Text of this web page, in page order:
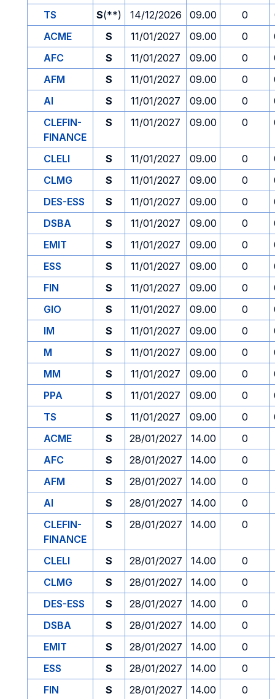
TS
S(**) 14/12/2026 09.00 0
ACME
S 11/01/2027 09.00 0
AFC
S 11/01/2027 09.00 0
AFM
S 11/01/2027 09.00 0
AI
S 11/01/2027 09.00 0
CLEFIN-
FINANCE
S 11/01/2027 09.00 0
CLELI S 11/01/2027 09.00 0
CLMG
S 11/01/2027 09.00 0
DES-ESS
S 11/01/2027 09.00 0
DSBA
S 11/01/2027 09.00 0
EMIT
S 11/01/2027 09.00 0
ESS
S 11/01/2027 09.00 0
FIN
S 11/01/2027 09.00 0
GIO
S 11/01/2027 09.00 0
IM
S 11/01/2027 09.00 0
M
S 11/01/2027 09.00 0
MM
S 11/01/2027 09.00 0
PPA
S 11/01/2027 09.00 0
TS
S 11/01/2027 09.00 0
ACME
S 28/01/2027 14.00 0
AFC
S 28/01/2027 14.00 0
AFM
S 28/01/2027 14.00 0
AI
S 28/01/2027 14.00 0
CLEFIN-
FINANCE
S 28/01/2027 14.00 0
CLELI S 28/01/2027 14.00 0
CLMG
S 28/01/2027 14.00 0
DES-ESS
S 28/01/2027 14.00 0
DSBA
S 28/01/2027 14.00 0
EMIT
S 28/01/2027 14.00 0
ESS
S 28/01/2027 14.00 0
FIN
S 28/01/2027 14.00 0